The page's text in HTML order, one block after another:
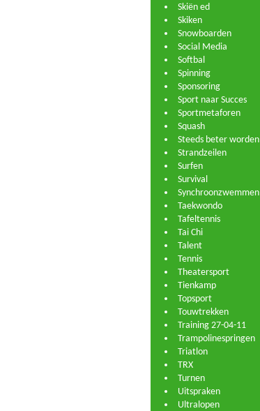
Skiën ed
Skiken
Snowboarden
Social Media
Softbal
Spinning
Sponsoring
Sport naar Succes
Sportmetaforen
Squash
Steeds beter worden
Strandzeilen
Surfen
Survival
Synchroonzwemmen
Taekwondo
Tafeltennis
Tai Chi
Talent
Tennis
Theatersport
Tienkamp
Topsport
Touwtrekken
Training 27-04-11
Trampolinespringen
Triatlon
TRX
Turnen
Uitspraken
Ultralopen